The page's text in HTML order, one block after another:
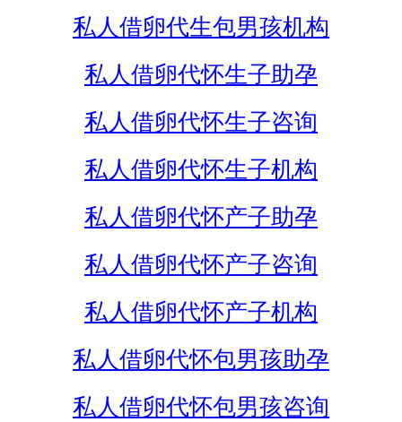
私人借卵代生包男孩机构
私人借卵代怀生子助孕
私人借卵代怀生子咨询
私人借卵代怀生子机构
私人借卵代怀产子助孕
私人借卵代怀产子咨询
私人借卵代怀产子机构
私人借卵代怀包男孩助孕
私人借卵代怀包男孩咨询